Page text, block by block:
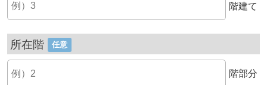
階建て
所在階 任意
階部分